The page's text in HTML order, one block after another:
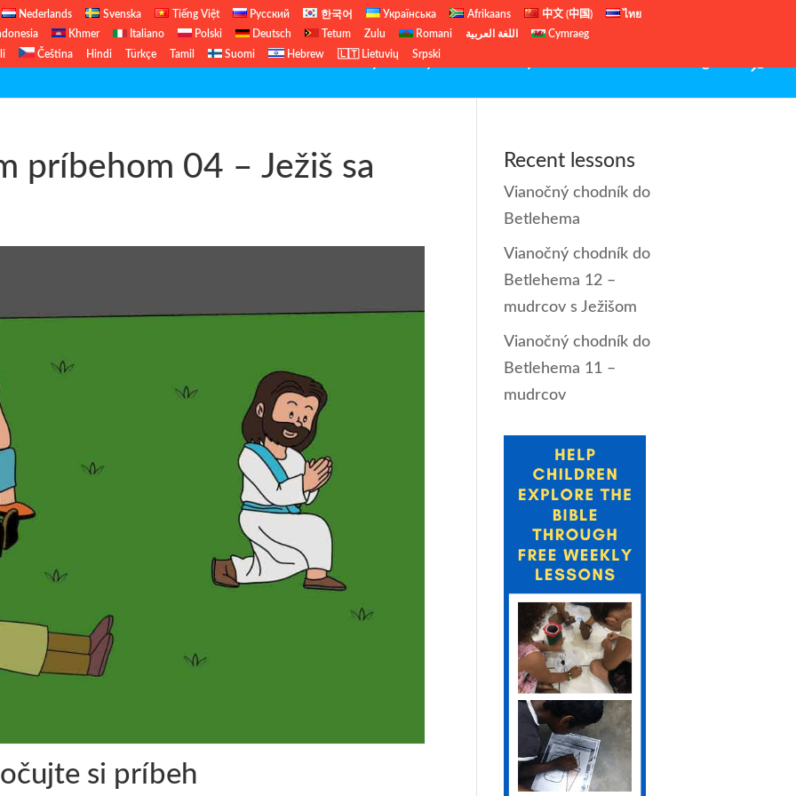
Nederlands Svenska Tiếng Việt Русский 한국어 Українська Afrikaans 中文 (中国)
ไทย
Khmer Italiano Polski Deutsch Tetum Zulu Romani اللغة العربية
Cymraeg
Čeština Hindi Türkçe Tamil Suomi Hebrew 🇱🇹 Lietuvių Srpski
Biblické hodiny Starý zákon
príbehom 04 – Ježiš sa
si príbeh
Recent lessons
Vianočný chodník do
Betlehema
Vianočný chodník do
Betlehema 12 –
mudrcov s Ježišom
Vianočný chodník do
Betlehema 11 –
mudrcov